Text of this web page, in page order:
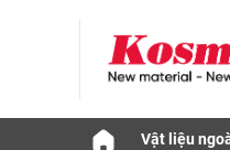
Vật liệu